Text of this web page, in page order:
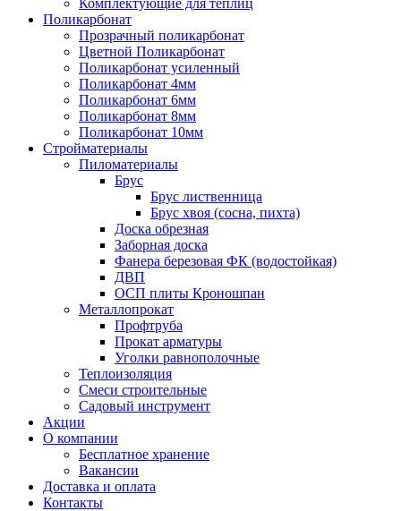
Комплектующие для теплиц
Поликарбонат
Прозрачный поликарбонат
Цветной Поликарбонат
Поликарбонат усиленный
Поликарбонат 4мм
Поликарбонат 6мм
Поликарбонат 8мм
Поликарбонат 10мм
Стройматериалы
Пиломатериалы
Брус
Брус лиственница
Брус хвоя (сосна, пихта)
Доска обрезная
Заборная доска
Фанера березовая ФК (водостойкая)
ДВП
ОСП плиты Кроношпан
Металлопрокат
Профтруба
Прокат арматуры
Уголки равнополочные
Теплоизоляция
Смеси строительные
Садовый инструмент
Акции
О компании
Бесплатное хранение
Вакансии
Доставка и оплата
Контакты